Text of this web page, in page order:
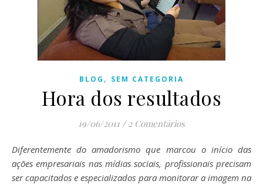
BLOG , SEM CATEGORIA
Hora dos resultados
19/06/2011 / 2 Comentários
Diferentemente do amadorismo que marcou o início das
ações empresariais nas mídias sociais, profissionais precisam
ser capacitados e especializados para monitorar a imagem na